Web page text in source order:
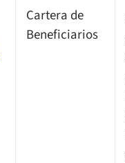
Cartera de
Beneficiarios